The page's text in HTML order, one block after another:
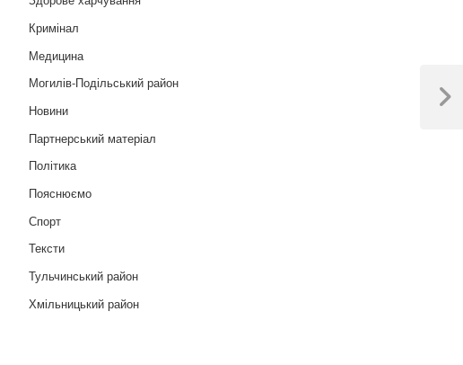
Next
Кримінал
Медицина
Могилів-Подільський район
Новини
Партнерський матеріал
Політика
Пояснюємо
Спорт
Тексти
Тульчинський район
Хмільницький район